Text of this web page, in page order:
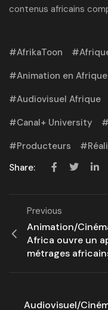
contenus africains
AfrikaToon
Animation en Afrique
Audiovisuel Afrique
Canal+ University
Producteurs
Share:
Previous
Animation/
Africa ouvre un
métrages
Audiovisuel/